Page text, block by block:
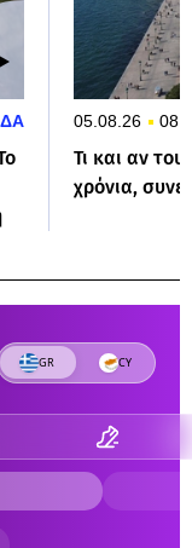
05.08.26
Τι και αν
χρόνια,